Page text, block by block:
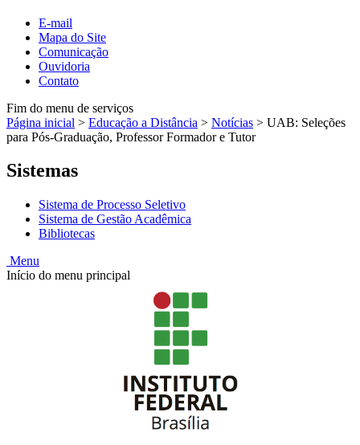
E-mail
Mapa do Site
Comunicação
Ouvidoria
Contato
Fim do menu de serviços
Página inicial > Educação a Distância > Notícias > UAB: Seleções
para Pós-Graduação, Professor Formador e Tutor
Sistemas
Sistema de Processo Seletivo
Sistema de Gestão Acadêmica
Bibliotecas
Menu
Início do menu principal